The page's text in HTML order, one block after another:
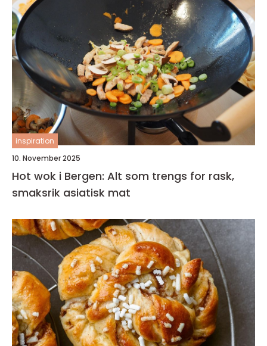
inspiration
10. November 2025
Hot wok i Bergen: Alt som trengs for rask,
smaksrik asiatisk mat